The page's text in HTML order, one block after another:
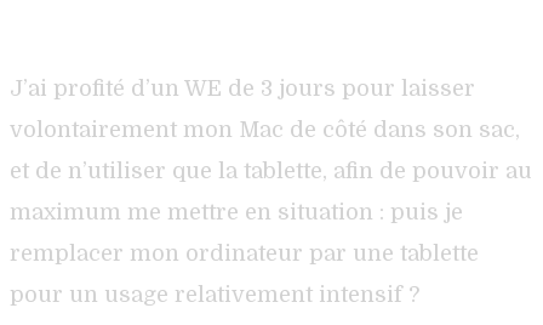
J’ai profité d’un WE de 3 jours pour laisser
volontairement mon Mac de côté dans son sac,
et de n’utiliser que la tablette, afin de pouvoir au
maximum me mettre en situation : puis je
remplacer mon ordinateur par une tablette
pour un usage relativement intensif ?